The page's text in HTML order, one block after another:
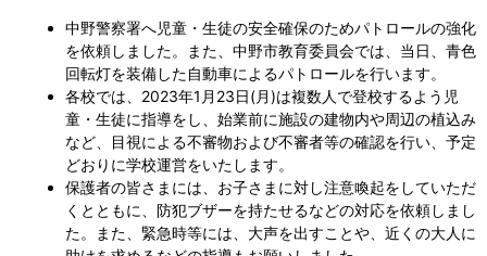
中野警察署へ児童・生徒の安全確保のためパトロールの強化
を依頼しました。また、中野市教育委員会では、当日、青色
回転灯を装備した自動車によるパトロールを行います。
各校では、2023年1月23日(月)は複数人で登校するよう児
童・生徒に指導をし、始業前に施設の建物内や周辺の植込み
など、目視による不審物および不審者等の確認を行い、予定
どおりに学校運営をいたします。
保護者の皆さまには、お子さまに対し注意喚起をしていただ
くとともに、防犯ブザーを持たせるなどの対応を依頼しまし
た。また、緊急時等には、大声を出すことや、近くの大人に